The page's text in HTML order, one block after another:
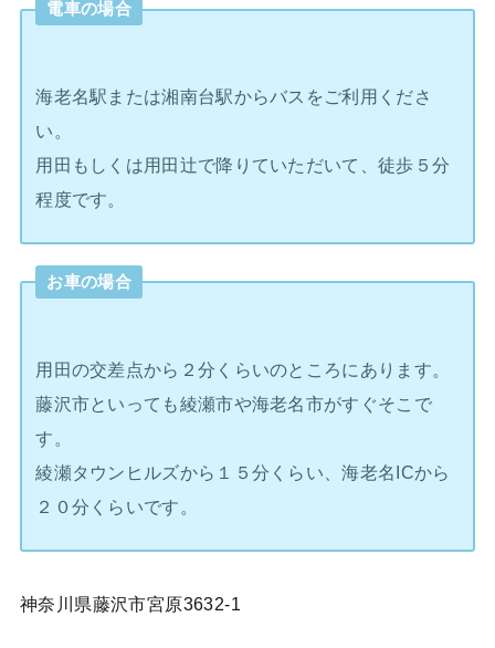
電車の場合
海老名駅または湘南台駅からバスをご利用くださ
い。
用田もしくは用田辻で降りていただいて、徒歩５分
程度です。
お車の場合
用田の交差点から２分くらいのところにあります。
藤沢市といっても綾瀬市や海老名市がすぐそこで
す。
綾瀬タウンヒルズから１５分くらい、海老名ICから
２０分くらいです。
神奈川県藤沢市宮原3632-1